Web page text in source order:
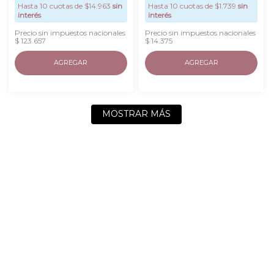
Hasta 10 cuotas de $14.963 sin
interés
Precio sin impuestos nacionales
$ 123.657
AGREGAR
Hasta10 cuotas de $1.739 sin
interés
Precio sin impuestos nacionales
$ 14.375
AGREGAR
MOSTRAR MÁS